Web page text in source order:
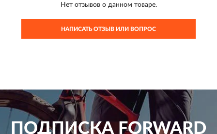
Нет отзывов о данном товаре.
НАПИСАТЬ ОТЗЫВ ИЛИ ВОПРОС
ПОДПИСКА FORWARD